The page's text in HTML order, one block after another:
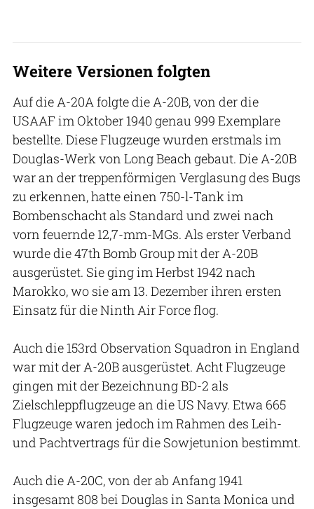
Weitere Versionen folgten
Auf die A-20A folgte die A-20B, von der die
USAAF im Oktober 1940 genau 999 Exemplare
bestellte. Diese Flugzeuge wurden erstmals im
Douglas-Werk von Long Beach gebaut. Die A-20B
war an der treppenförmigen Verglasung des Bugs
zu erkennen, hatte einen 750-l-Tank im
Bombenschacht als Standard und zwei nach
vorn feuernde 12,7-mm-MGs. Als erster Verband
wurde die 47th Bomb Group mit der A-20B
ausgerüstet. Sie ging im Herbst 1942 nach
Marokko, wo sie am 13. Dezember ihren ersten
Einsatz für die Ninth Air Force flog.
Auch die 153rd Observation Squadron in England
war mit der A-20B ausgerüstet. Acht Flugzeuge
gingen mit der Bezeichnung BD-2 als
Zielschleppflugzeuge an die US Navy. Etwa 665
Flugzeuge waren jedoch im Rahmen des Leih-
und Pachtvertrags für die Sowjetunion bestimmt.
Auch die A-20C, von der ab Anfang 1941
insgesamt 808 bei Douglas in Santa Monica und